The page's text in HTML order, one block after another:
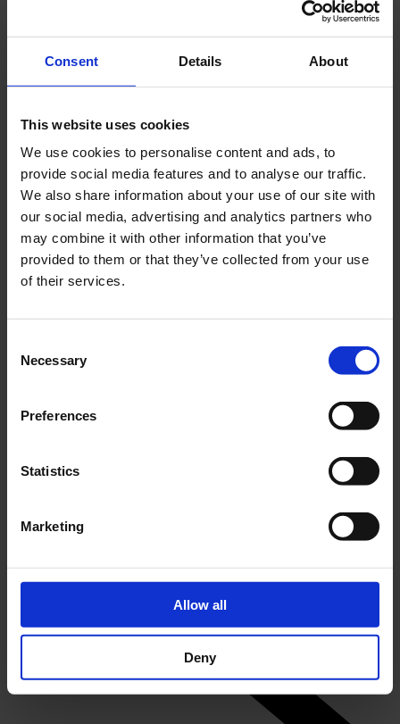
Consent Details About
This website uses cookies
We use cookies to personalise content and ads, to
provide social media features and to analyse our traffic.
We also share information about your use of our site with
our social media, advertising and analytics partners who
may combine it with other information that you’ve
provided to them or that they’ve collected from your use
of their services.
Selection
Necessary
Preferences
Statistics
Marketing
Allow all
Deny
DK